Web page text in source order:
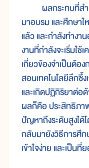
ผลกระทบที่สำคั
มาอบรม และศึกษาใ
แล้ว และกำลังทำงา
งานที่กำลังจะเริ่มใ
เกี่ยวข้องจำเป็นต้อ
สอนเทคโนโลยีลึกซึ้
และเกิดปฏิกิริยาต่อ
ผลก็คือ ประสิทธิภา
ปัญหาถึงระดับสูงได้
กลับมายังวิธีการศึ
เข้าใจง่าย และเป็น